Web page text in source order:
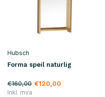
Hubsch
Forma speil naturlig
€160,00 €120,00
Inkl. mva